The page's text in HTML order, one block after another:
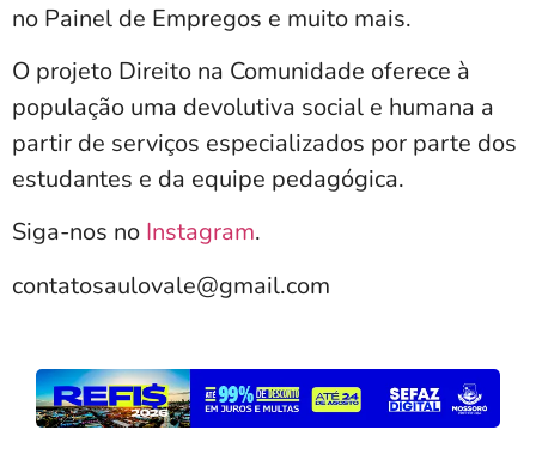
no Painel de Empregos e muito mais.
O projeto Direito na Comunidade oferece à
população uma devolutiva social e humana a
partir de serviços especializados por parte dos
estudantes e da equipe pedagógica.
Siga-nos no Instagram.
contatosaulovale@gmail.com